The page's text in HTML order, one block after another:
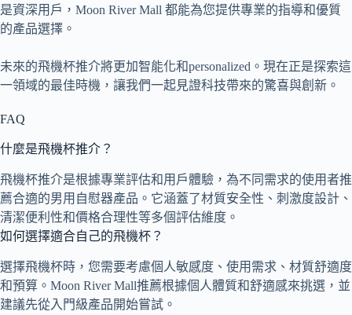
是資深用戶，Moon River Mall 都能為您提供專業的指導和優質
的產品選擇。
未來的飛機杯推介將更加智能化和personalized。現在正是探索這
一領域的最佳時機，讓我們一起見證科技帶來的驚喜與創新。
FAQ
什麼是飛機杯推介？
飛機杯推介是根據專業評估和用戶體驗，為不同需求的使用者推
薦合適的男用自慰器產品。它涵蓋了材質安全性、刺激度設計、
清潔便利性和價格合理性等多個評估維度。
如何選擇適合自己的飛機杯？
選擇飛機杯時，您需要考慮個人敏感度、使用需求、材質舒適度
和預算。Moon River Mall推薦根據個人體質和舒適感來挑選，並
建議先從入門級產品開始嘗試。